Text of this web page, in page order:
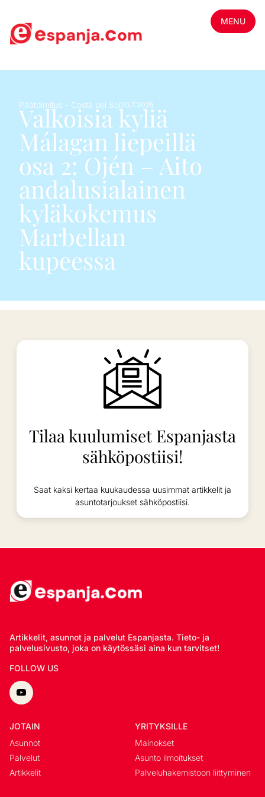
MENU
Päätoimitus - Costa del Sol20.7.2025
Valkoisia kyliä
Málagan liepeillä
osa 2: Ojén – Aito
andalusialainen
kyläkokemus
Marbellan
kupeessa
Tilaa kuulumiset Espanjasta
sähköpostiisi!
Saat kaksi kertaa kuukaudessa uusimmat artikkelit ja
asuntotarjoukset sähköpostiisi.
Artikkelit, asunnot ja palvelut Espanjasta. Tieto- ja
palvelusivusto, joka on käytössäsi aina kun tarvitset!
FOLLOW US
JOTAIN
Asunnot
Palvelut
Artikkelit
YRITYKSILLE
Mainokset
Asunto ilmoitukset
Palveluhakemistoon liittyminen